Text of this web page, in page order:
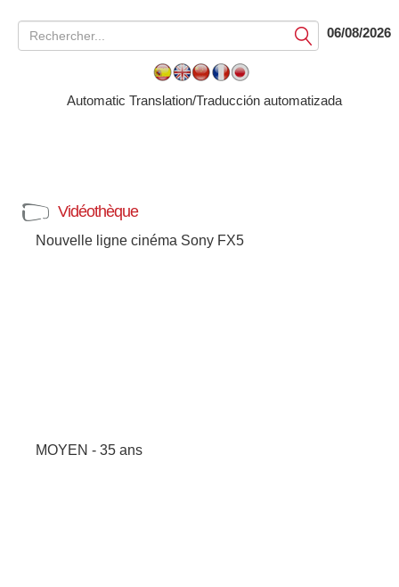
Soumettre06/08/2026
Automatic Translation/Traducción automatizada
Vidéothèque
Nouvelle ligne cinéma Sony FX5
MOYEN - 35 ans